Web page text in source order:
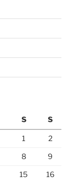
S S
1 2
8 9
15 16